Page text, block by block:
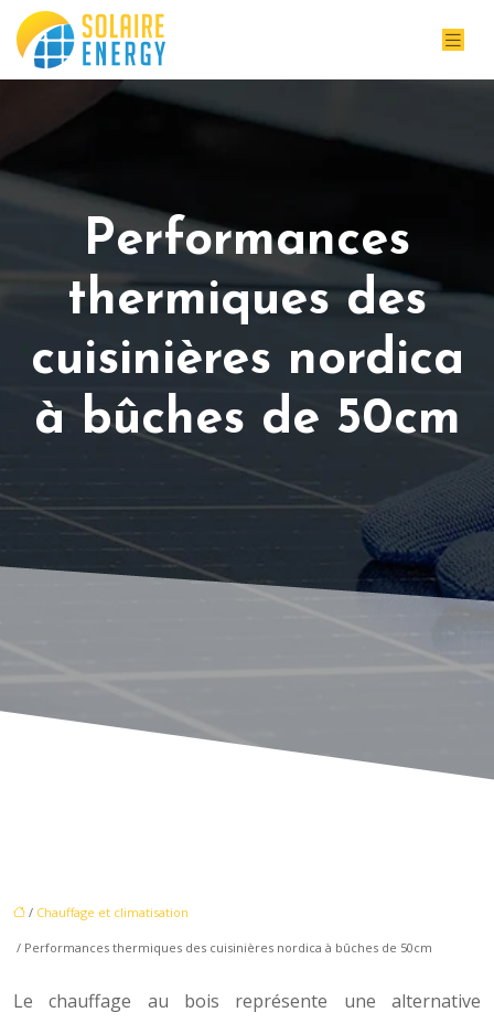
Performances
thermiques des
cuisinières nordica
à bûches de 50cm
/ Chauffage et climatisation
/ Performances thermiques des cuisinières nordica à bûches de 50cm
Le chauffage au bois représente une alternative